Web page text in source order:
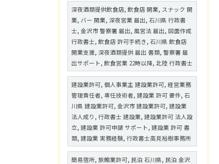
深夜酒類提供飲食店, 飲食店 開業, スナック 開
業, バー 開業, 深夜営業 届出, 石川県 行政書
士, 金沢市 警察署 届出, 風営法 届出, 図面作成
行政書士, 飲食店 許可手続き, 石川県 飲食店
開業支援, 深夜酒類提供 届出 書類, 警察署 届
出サポート, 飲食営業 22時以降, 北陸 行政書士
建設業許可, 個人事業主 建設業許可, 経営業務
管理責任者, 専任技術者, 建設業 許可 要件, 石
川県 建設業許可, 金沢市 建設業許可, 建設業
法人成り, 行政書士 建設業, 建設業許可 法人設
立, 建設業 許可申請 サポート, 建設業 許可 書
類, 建設業 実務経験, 行政書士高見裕樹事務所
簡易宿所, 旅館業許可, 民泊 石川県, 民泊 金沢